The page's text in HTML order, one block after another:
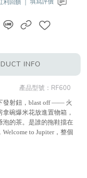
利回饋 ｜填寫評價
INFO
產品型號： RF600
發射鈕，blast off —— 火
碗爆米花放進置物箱，
的茶。是誰的拖鞋擋在
to Jupiter，整個